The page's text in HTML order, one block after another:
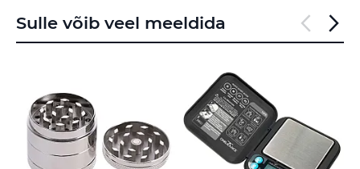
Sulle võib veel meeldida